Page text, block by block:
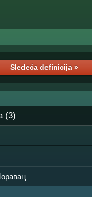
Sledeća definicija »
(3)